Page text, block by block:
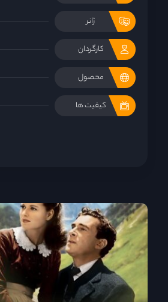
ژانر
کارگردان
محصول
کیفیت ها